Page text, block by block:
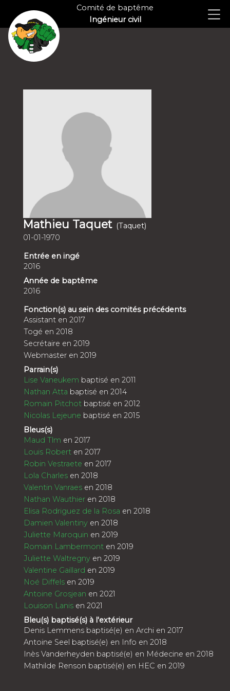
Comité de baptême
Ingénieur civil
Mathieu Taquet (Taquet)
01-01-1970
Entrée en ingé
2016
Année de baptême
2016
Fonction(s) au sein des comités précédents
Assistant en 2017
Togé en 2018
Secrétaire en 2019
Webmaster en 2019
Parrain(s)
Lise Vaneukem baptisé en 2011
Nathan Atta baptisé en 2014
Romain Pitchot baptisé en 2012
Nicolas Lejeune baptisé en 2015
Bleus(s)
Maud Tlm en 2017
Louis Robert en 2017
Robin Vestraete en 2017
Lola Charles en 2018
Valentin Vanraes en 2018
Nathan Wauthier en 2018
Elisa Rodriguez de la Rosa en 2018
Damien Valentiny en 2018
Juliette Maroquin en 2019
Romain Lambermont en 2019
Juliette Waltregny en 2019
Valentine Gaillard en 2019
Noé Diffels en 2019
Antoine Grosjean en 2021
Louison Lanis en 2021
Bleu(s) baptisé(s) à l'extérieur
Denis Lemmens baptisé(e) en Archi en 2017
Antoine Seel baptisé(e) en Info en 2018
Inès Vanderheyden baptisé(e) en Médecine en 2018
Mathilde Renson baptisé(e) en HEC en 2019